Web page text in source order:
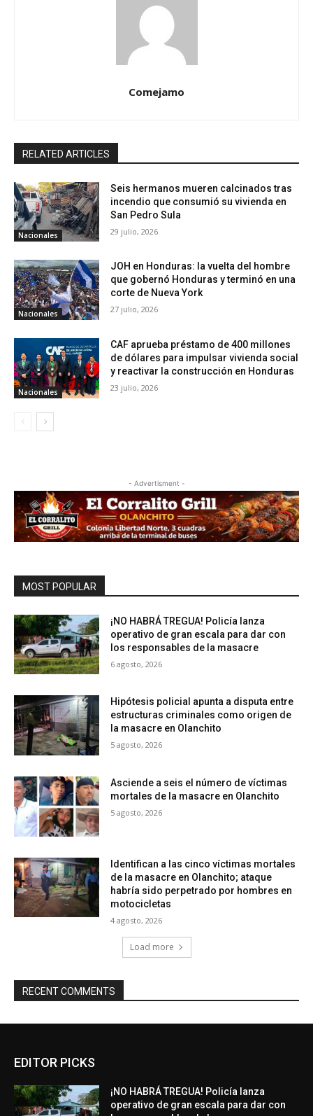
Comejamo
RELATED ARTICLES
Nacionales
Seis hermanos mueren calcinados tras
incendio que consumió su vivienda en
San Pedro Sula
29 julio, 2026
Nacionales
JOH en Honduras: la vuelta del hombre
que gobernó Honduras y terminó en una
corte de Nueva York
27 julio, 2026
Nacionales
CAF aprueba préstamo de 400 millones
de dólares para impulsar vivienda social
y reactivar la construcción en Honduras
23 julio, 2026
- Advertisment -
MOST POPULAR
¡NO HABRÁ TREGUA! Policía lanza
operativo de gran escala para dar con
los responsables de la masacre
6 agosto, 2026
Hipótesis policial apunta a disputa entre
estructuras criminales como origen de
la masacre en Olanchito
5 agosto, 2026
Asciende a seis el número de víctimas
mortales de la masacre en Olanchito
5 agosto, 2026
Identifican a las cinco víctimas mortales
de la masacre en Olanchito; ataque
habría sido perpetrado por hombres en
motocicletas
4 agosto, 2026
Load more
RECENT COMMENTS
EDITOR PICKS
¡NO HABRÁ TREGUA! Policía lanza
operativo de gran escala para dar con